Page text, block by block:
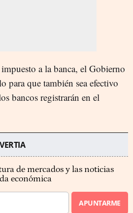
a la banca, el Gobierno
para que también sea efectivo
bancos registrarán en el
de mercados y las noticias
económica
APUNTARME